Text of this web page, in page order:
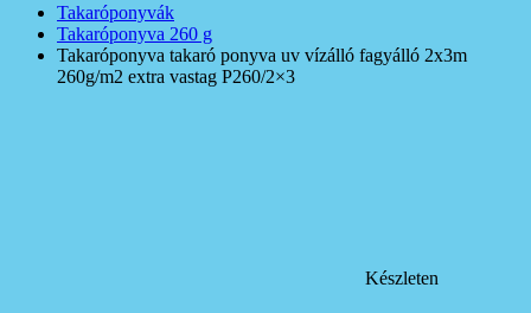
Takaróponyvák
Takaróponyva 260 g
Takaróponyva takaró ponyva uv vízálló fagyálló 2x3m
260g/m2 extra vastag P260/2×3
Készleten